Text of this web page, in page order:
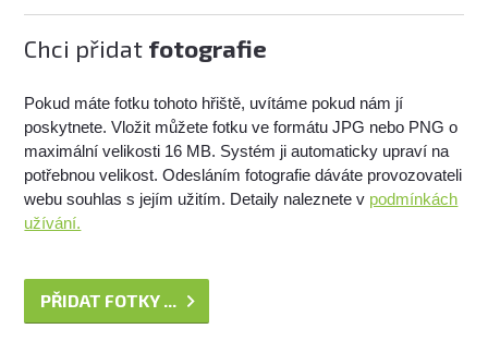
Chci přidat fotografie
Pokud máte fotku tohoto hřiště, uvítáme pokud nám jí
poskytnete. Vložit můžete fotku ve formátu JPG nebo PNG o
maximální velikosti 16 MB. Systém ji automaticky upraví na
potřebnou velikost. Odesláním fotografie dáváte provozovateli
webu souhlas s jejím užitím. Detaily naleznete v podmínkách
užívání.
PŘIDAT FOTKY ...